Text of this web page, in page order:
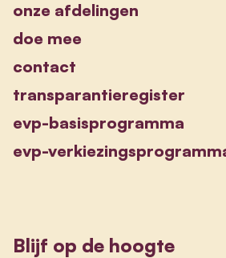
onze afdelingen
doe mee
contact
transparantieregister
evp-basisprogramma
evp-
Blijf op de hoogte